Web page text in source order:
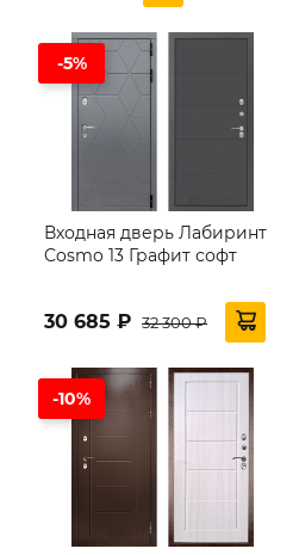
-5%
Входная дверь Лабиринт
Cosmo 13 Графит софт
30 685 ₽ 32 300 ₽
-10%